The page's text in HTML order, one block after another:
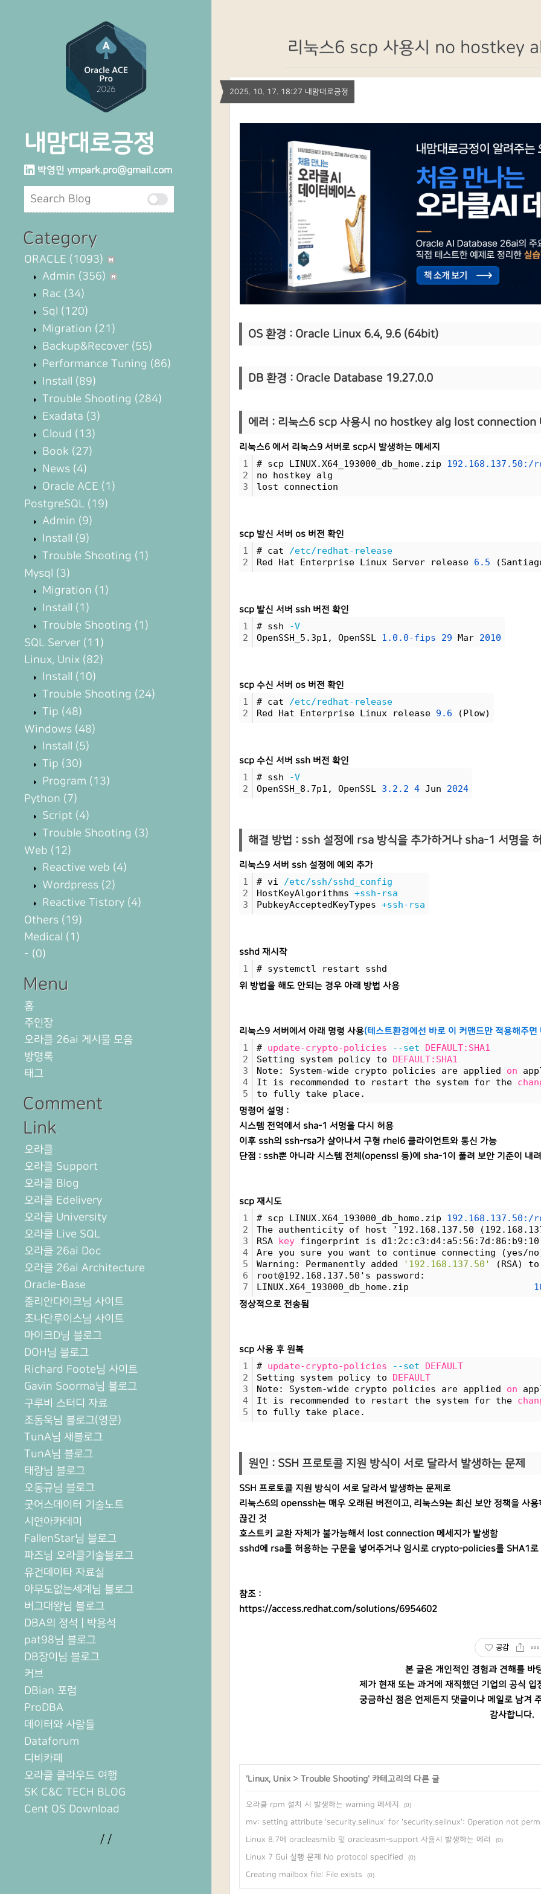
내맘대로긍정
박영민 ympark.pro@gmail.com
Category
ORACLE (1093)
Admin (356)
Rac (34)
Sql (120)
Migration (21)
Backup&Recover (55)
Performance Tuning (86)
Install (89)
Trouble Shooting (284)
Exadata (3)
Cloud (13)
Book (27)
News (4)
Oracle ACE (1)
PostgreSQL (19)
Admin (9)
Install (9)
Trouble Shooting (1)
Mysql (3)
Migration (1)
Install (1)
Trouble Shooting (1)
SQL Server (11)
Linux, Unix (82)
Install (10)
Trouble Shooting (24)
Tip (48)
Windows (48)
Install (5)
Tip (30)
Program (13)
Python (7)
Script (4)
Trouble Shooting (3)
Web (12)
Reactive web (4)
Wordpress (2)
Reactive Tistory (4)
Others (19)
Medical (1)
- (0)
Menu
홈
주인장
오라클 26ai 게시물 모음
방명록
태그
Comment
Link
오라클
오라클 Support
오라클 Blog
오라클 Edelivery
오라클 University
오라클 Live SQL
오라클 26ai Doc
오라클 26ai Architecture
Oracle-Base
줄리안다이크님 사이트
조나단루이스님 사이트
마이크D님 블로그
DOH님 블로그
Richard Foote님 사이트
Gavin Soorma님 블로그
구루비 스터디 자료
조동욱님 블로그(영문)
TunA님 새블로그
TunA님 블로그
태랑님 블로그
오동규님 블로그
굿어스데이터 기술노트
시연아카데미
FallenStar님 블로그
파즈님 오라클기술블로그
유건데이타 자료실
아무도없는세계님 블로그
버그대왕님 블로그
DBA의 정석 | 박용석
pat98님 블로그
DB장이님 블로그
커브
DBian 포럼
ProDBA
데이터와 사람들
Dataforum
디비카페
오라클 클라우드 여행
SK C&C TECH BLOG
Cent OS Download
/ /
리눅스6 scp 사용시 no hostkey
2025. 10. 17. 18:27 내맘대로긍정
OS 환경 : Oracle Linux 6.4, 9.6 (64bit)
DB 환경 : Oracle Database 19.27.0.0
에러 : 리눅스6 scp 사용시 no hostkey alg lost connection
리눅스6 에서 리눅스9 서버로 scp시 발생하는 메세지
1
2
3
# scp LINUX.X64_193000_db_home.zip 192.168.137.50:/
no hostkey alg
lost connection
scp 발신 서버 os 버전 확인
1
2
# cat /etc/redhat-release
Red Hat Enterprise Linux Server release 6.5
scp 발신 서버 ssh 버전 확인
1
2
# ssh
-V
OpenSSH_5.3p1, OpenSSL 1.0.0-fips 29 Mar 2010
scp 수신 서버 os 버전 확인
1
2
# cat /etc/redhat-release
Red Hat Enterprise Linux release 9.6 (Plow)
scp 수신 서버 ssh 버전 확인
1
2
# ssh
-V
OpenSSH_8.7p1, OpenSSL 3.2.2 4 Jun 2024
해결 방법 : ssh 설정에 rsa 방식을 추가하거나 sha-1 서명을
리눅스9 서버 ssh 설정에 예외 추가
1
2
3
# vi /etc/ssh/sshd_config
HostKeyAlgorithms +ssh-rsa
PubkeyAcceptedKeyTypes +ssh-rsa
sshd 재시작
1 # systemctl restart sshd
위 방법을 해도 안되는 경우 아래 방법 사용
리눅스9 서버에서 아래 명령 사용(테스트환경에선 바로 이 커맨드만 적용해주
1
2
3
4
5
# update-crypto-policies --set
DEFAULT:SHA1
Setting system policy to DEFAULT:SHA1
Note: System-wide crypto policies are applied on
It is recommended to restart the system for the
to fully take place.
명령어 설명 :
시스템 전역에서 sha-1 서명을 다시 허용
이후 ssh의 ssh-rsa가 살아나서 구형 rhel6 클라이언트와 통신 가능
단점 : ssh뿐 아니라 시스템 전체(openssl 등)에 sha-1이 풀려 보안 기준이 내
scp 재시도
1
2
3
4
5
6
7
# scp LINUX.X64_193000_db_home.zip 192.168.137.50:/
The authenticity of host '192.168.137.50
RSA key fingerprint is
Are you sure you want to continue connecting (yes/
Warning: Permanently added
'192.168.137.50'
(RSA)
root@192.168.137.50's password:
LINUX.X64_193000_db_home.zip
정상적으로 전송됨
scp 사용 후 원복
1
2
3
4
5
# update-crypto-policies --set
DEFAULT
Setting system policy to DEFAULT
Note: System-wide crypto policies are applied on
It is recommended to restart the system for the
to fully take place.
원인 : SSH 프로토콜 지원 방식이 서로 달라서 발생하는 문제
SSH 프로토콜 지원 방식이 서로 달라서 발생하는 문제로
리눅스6의 openssh는 매우 오래된 버전이고, 리눅스9는 최신 보안 정책을 사
끊긴 것
호스트키 교환 자체가 불가능해서 lost connection 메세지가 발생함
sshd에 rsa를 허용하는 구문을 넣어주거나 임시로 crypto-policies를 SHA1로
참조 :
https://access.redhat.com/solutions/6954602
공감
본 글은 개인적인 경험과 견해를 바
제가 현재 또는 과거에 재직했던 기업의 공식 입
궁금하신 점은 언제든지 댓글이나 메일로 남겨
감사합니다.
'Linux, Unix > Trouble Shooting' 카테고리의 다른 글
오라클 rpm 설치 시 발생하는 warning 메세지 (0)
mv: setting attribute 'security.selinux' for 'security.selinux': Operation not
Linux 8.7에 oracleasmlib 및 oracleasm-support 사용시 발생하는 에러 (0)
Linux 7 Gui 실행 문제 No protocol specified (0)
Creating mailbox file: File exists (0)